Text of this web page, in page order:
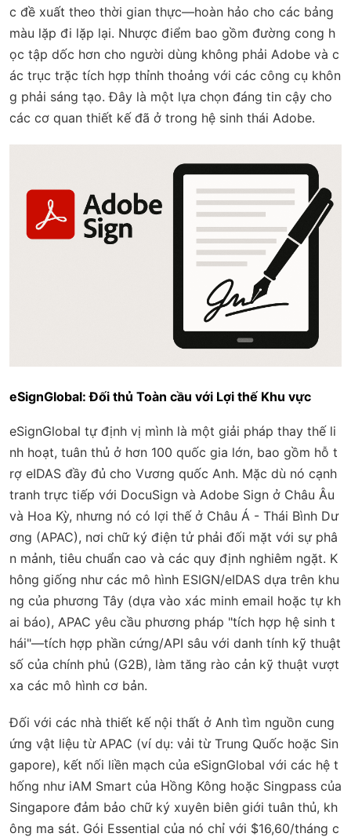
c đề xuất theo thời gian thực—hoàn hảo cho các bảng
màu lặp đi lặp lại. Nhược điểm bao gồm đường cong h
ọc tập dốc hơn cho người dùng không phải Adobe và c
ác trục trặc tích hợp thỉnh thoảng với các công cụ khôn
g phải sáng tạo. Đây là một lựa chọn đáng tin cậy cho
các cơ quan thiết kế đã ở trong hệ sinh thái Adobe.
eSignGlobal: Đối thủ Toàn cầu với Lợi thế Khu vực
eSignGlobal tự định vị mình là một giải pháp thay thế li
nh hoạt, tuân thủ ở hơn 100 quốc gia lớn, bao gồm hỗ t
rợ eIDAS đầy đủ cho Vương quốc Anh. Mặc dù nó cạnh
tranh trực tiếp với DocuSign và Adobe Sign ở Châu Âu
và Hoa Kỳ, nhưng nó có lợi thế ở Châu Á - Thái Bình Dư
ơng (APAC), nơi chữ ký điện tử phải đối mặt với sự phâ
n mảnh, tiêu chuẩn cao và các quy định nghiêm ngặt. K
hông giống như các mô hình ESIGN/eIDAS dựa trên khu
ng của phương Tây (dựa vào xác minh email hoặc tự kh
ai báo), APAC yêu cầu phương pháp "tích hợp hệ sinh t
hái"—tích hợp phần cứng/API sâu với danh tính kỹ thuật
số của chính phủ (G2B), làm tăng rào cản kỹ thuật vượt
xa các mô hình cơ bản.
Đối với các nhà thiết kế nội thất ở Anh tìm nguồn cung
ứng vật liệu từ APAC (ví dụ: vải từ Trung Quốc hoặc Sin
gapore), kết nối liền mạch của eSignGlobal với các hệ t
hống như iAM Smart của Hồng Kông hoặc Singpass của
Singapore đảm bảo chữ ký xuyên biên giới tuân thủ, kh
ông ma sát. Gói Essential của nó chỉ với $16,60/tháng c